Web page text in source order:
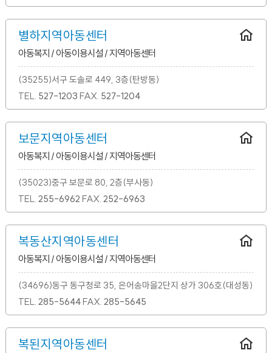
별하지역아동센터
아동복지 / 아동이용시설 / 지역아동센터
(35255)서구 도솔로 449, 3층(탄방동)
TEL. 527-1203 FAX. 527-1204
보문지역아동센터
아동복지 / 아동이용시설 / 지역아동센터
(35023)중구 보문로 80, 2층(부사동)
TEL. 255-6962 FAX. 252-6963
복동산지역아동센터
아동복지 / 아동이용시설 / 지역아동센터
(34696)동구 동구청로 35, 은어송마을2단지 상가 306호(대성동)
TEL. 285-5644 FAX. 285-5645
복된지역아동센터